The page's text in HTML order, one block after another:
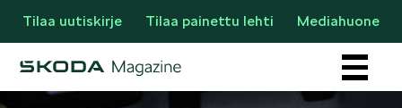
Tilaa uutiskirje Tilaa painettu lehti Mediahuone